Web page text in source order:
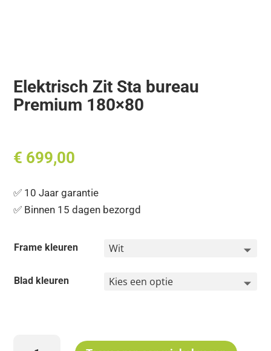
Elektrisch Zit Sta bureau
Premium 180×80
€ 699,00
✅ 10 Jaar garantie
✅ Binnen 15 dagen bezorgd
Frame kleuren
Blad kleuren